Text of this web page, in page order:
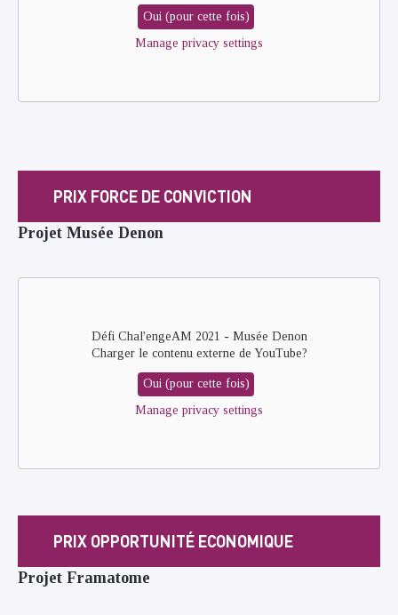
Oui (pour cette fois)
Manage privacy settings
PRIX FORCE DE CONVICTION
Projet Musée Denon
Remote
Défi Chal'engeAM 2021 - Musée Denon
Charger le contenu externe de YouTube?
Oui (pour cette fois)
Manage privacy settings
PRIX OPPORTUNITÉ ECONOMIQUE
Projet Framatome